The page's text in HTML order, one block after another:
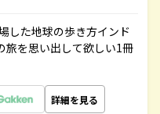
した地球の歩き方インド
を思い出して欲しい1冊
詳細を見る